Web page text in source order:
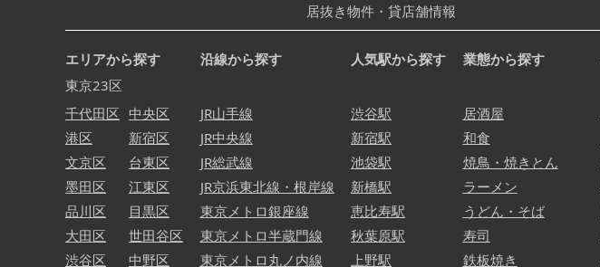
居抜き物件・貸店舗情報
エリアから探す
東京23区
千代田区
港区
文京区
墨田区
品川区
大田区
渋谷区
中央区
新宿区
台東区
江東区
目黒区
世田谷区
中野区
沿線から探す
JR山手線
JR中央線
JR総武線
JR京浜東北線・根岸線
東京メトロ銀座線
東京メトロ半蔵門線
東京メトロ丸ノ内線
人気駅から探す
渋谷駅
新宿駅
池袋駅
新橋駅
恵比寿駅
秋葉原駅
上野駅
業態から探す
居酒屋
和食
焼鳥・焼きとん
ラーメン
うどん・そば
寿司
鉄板焼き